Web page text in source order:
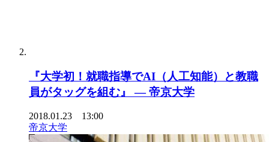
『大学初！就職指導でAI（人工知能）と教職
員がタッグを組む』 — 帝京大学
2018.01.23 13:00
帝京大学